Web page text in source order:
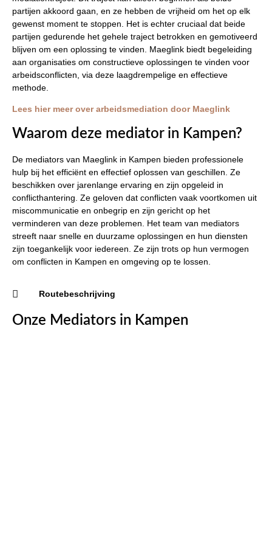
partijen akkoord gaan, en ze hebben de vrijheid om het op elk
gewenst moment te stoppen. Het is echter cruciaal dat beide
partijen gedurende het gehele traject betrokken en gemotiveerd
blijven om een oplossing te vinden. Maeglink biedt begeleiding
aan organisaties om constructieve oplossingen te vinden voor
arbeidsconflicten, via deze laagdrempelige en effectieve
methode.
Lees hier meer over arbeidsmediation door Maeglink
Waarom deze mediator in Kampen?
De mediators van Maeglink in Kampen bieden professionele
hulp bij het efficiënt en effectief oplossen van geschillen. Ze
beschikken over jarenlange ervaring en zijn opgeleid in
conflicthantering. Ze geloven dat conflicten vaak voortkomen uit
miscommunicatie en onbegrip en zijn gericht op het
verminderen van deze problemen. Het team van mediators
streeft naar snelle en duurzame oplossingen en hun diensten
zijn toegankelijk voor iedereen. Ze zijn trots op hun vermogen
om conflicten in Kampen en omgeving op te lossen.
Routebeschrijving
Onze Mediators in Kampen